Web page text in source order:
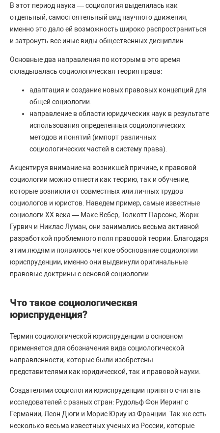
В этот период наука — социология выделилась как
отдельный, самостоятельный вид научного движения,
именно это дало ей возможность широко распространиться
и затронуть все иные виды общественных дисциплин.
Основные два направления по которым в это время
складывалась социологическая теория права:
адаптация и создание новых правовых концепций для
общей социологии.
направление в области юридических наук в результате
использования определенных социологических
методов и понятий (импорт различных
социологических частей в систему права).
Акцентируя внимание на возникшей причине, к правовой
социологии можно отнести как теорию, так и обучение,
которые возникли от совместных или личных трудов
социологов и юристов. Наведем пример, самые известные
социологи XX века — Макс Вебер, Толкотт Парсонс, Жорж
Гурвич и Никлас Луман, они занимались весьма активной
разработкой проблемного поля правовой теории. Благодаря
этим людям и появилось четкое обоснование социологии
юриспруденции, именно они выдвинули оригинальные
правовые доктрины с основой социологии.
Что такое социологическая
юриспруденция?
Термин социологической юриспруденции в основном
применяется для обозначения вида социологической
направленности, которые были изобретены
представителями как юридической, так и правовой науки.
Создателями социологии юриспруденции принято считать
исследователей с разных стран: Рудольф Фон Иеринг с
Германии, Леон Дюги и Морис Юриу из Франции. Так же есть
несколько весьма известных ученых из России, которые